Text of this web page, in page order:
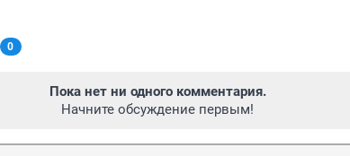
0
Пока нет ни одного комментария.
Начните обсуждение первым!